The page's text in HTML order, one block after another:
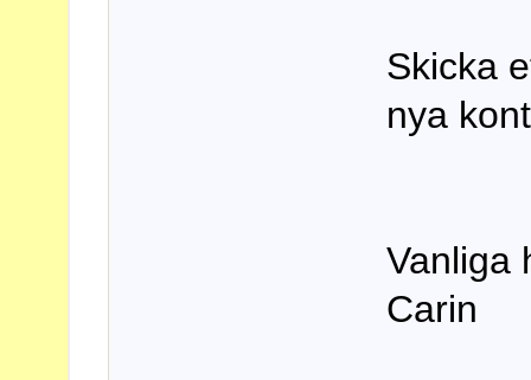
Skicka
nya
Vanliga
Carin